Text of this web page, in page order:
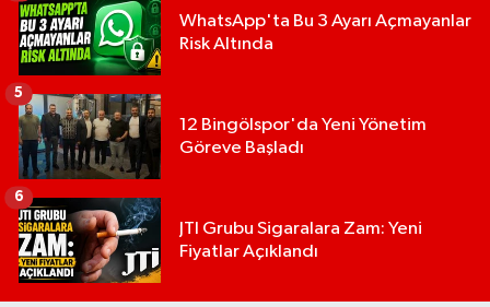
WhatsApp'ta Bu 3 Ayarı Açmayanlar
Risk Altında
12 Bingölspor'da Yeni Yönetim
Göreve Başladı
5
JTI Grubu Sigaralara Zam: Yeni
Fiyatlar Açıklandı
6